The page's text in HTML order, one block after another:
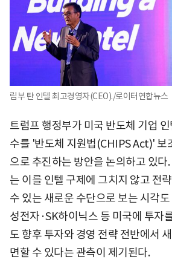
립부 탄 인텔 최고경영자(CEO)./로이터연합뉴스
트럼프 행정부가 미국 반도체 기업
수를 '반도체 지원법(CHIPS Act)' 보
으로 추진하는 방안을 논의하고 있다
는 이를 인텔 구제에 그치지 않고 전
수 있는 새로운 수단으로 보는 시각
성전자·SK하이닉스 등 미국에 투자
도 향후 투자와 경영 전략 전반에서
면할 수 있다는 관측이 제기된다.